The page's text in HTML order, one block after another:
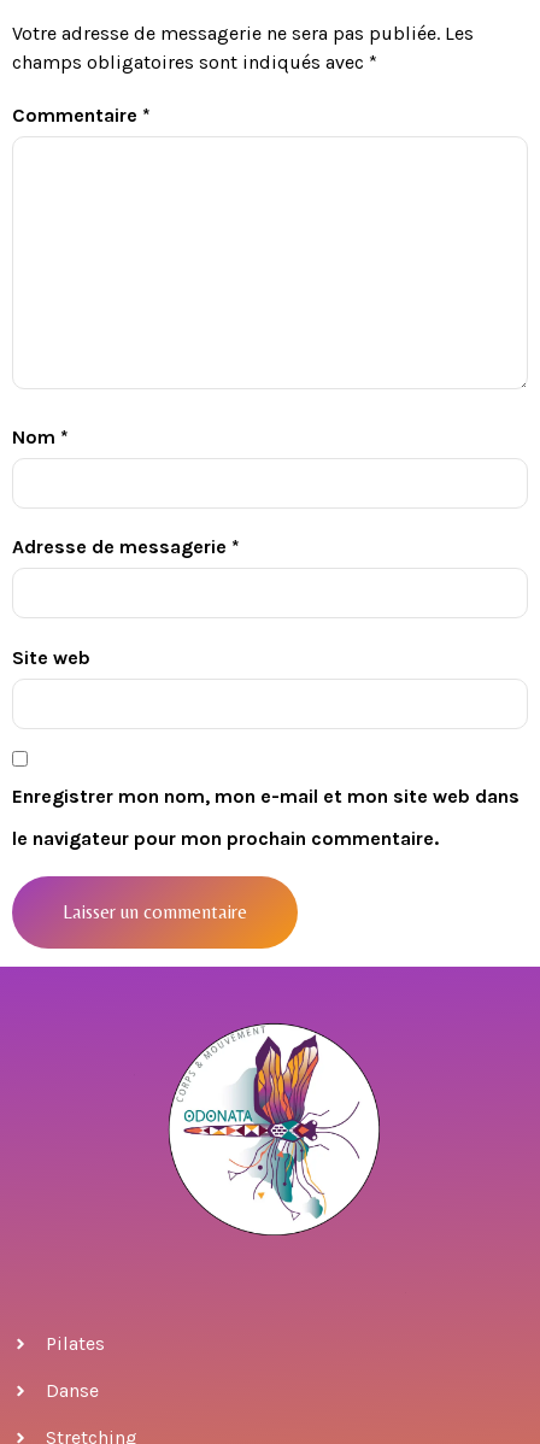
Votre adresse de messagerie ne sera pas publiée. Les
champs obligatoires sont indiqués avec *
Commentaire *
Nom *
Adresse de messagerie *
Site web
Enregistrer mon nom, mon e-mail et mon site web dans
le navigateur pour mon prochain commentaire.
Pilates
Danse
Stretching